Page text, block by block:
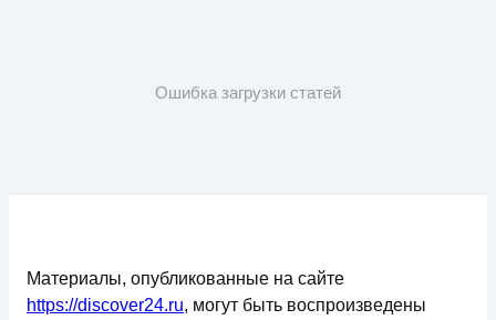
Ошибка загрузки статей
Материалы, опубликованные на сайте
https://discover24.ru, могут быть воспроизведены